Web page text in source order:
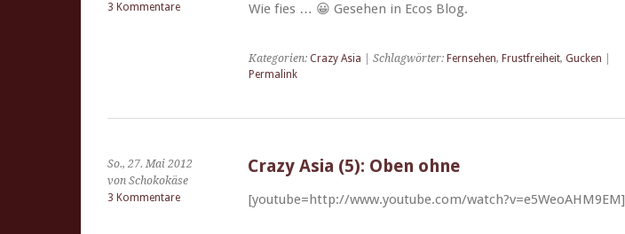
3 Kommentare
Wie fies … 😀 Gese­hen in Ecos Blog.
Kategorien: Crazy Asia | Schlagwörter: Fernsehen, Frustfreiheit, Gucken
Permalink
So., 27. Mai 2012
von Schokokäse
3 Kommentare
Crazy Asia (5): Oben ohne
[youtube=http://www.youtube.com/watch?v=e5WeoAHM9EM]